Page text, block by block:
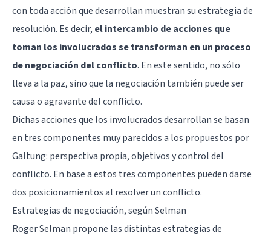
con toda acción que desarrollan muestran su estrategia de
resolución. Es decir, el intercambio de acciones que
toman los involucrados se transforman en un proceso
de negociación del conflicto. En este sentido, no sólo
lleva a la paz, sino que la negociación también puede ser
causa o agravante del conflicto.
Dichas acciones que los involucrados desarrollan se basan
en tres componentes muy parecidos a los propuestos por
Galtung: perspectiva propia, objetivos y control del
conflicto. En base a estos tres componentes pueden darse
dos posicionamientos al resolver un conflicto.
Estrategias de negociación, según Selman
Roger Selman propone las distintas estrategias de